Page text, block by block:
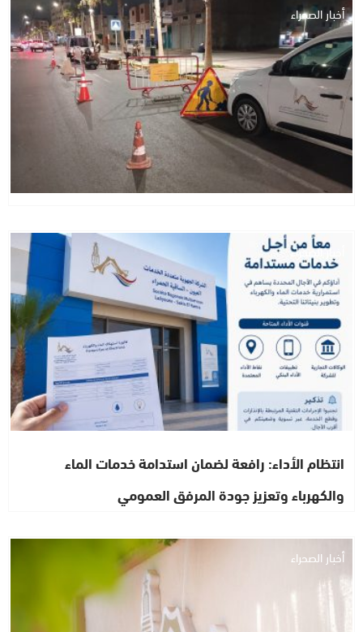
أخبار الصحراء
أخبار الصحراء
انتظام الأداء: رافعة لضمان استدامة خدمات الماء
والكهرباء وتعزيز جودة المرفق العمومي
أخبار الصحراء